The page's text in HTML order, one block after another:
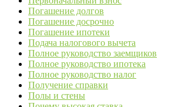
Погашение долгов
Погашение досрочно
Погашение ипотеки
Подача налогового вычета
Полное руководство заемщиков
Полное руководство ипотека
Полное руководство налог
Получение справки
Полы и стены